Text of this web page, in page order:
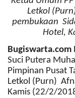
Letkol
pembukaan
Hotel,
Bugiswarta.com
Suci Putera
Pimpinan Pusat
Letkol (Purn)
Kamis (22/2/